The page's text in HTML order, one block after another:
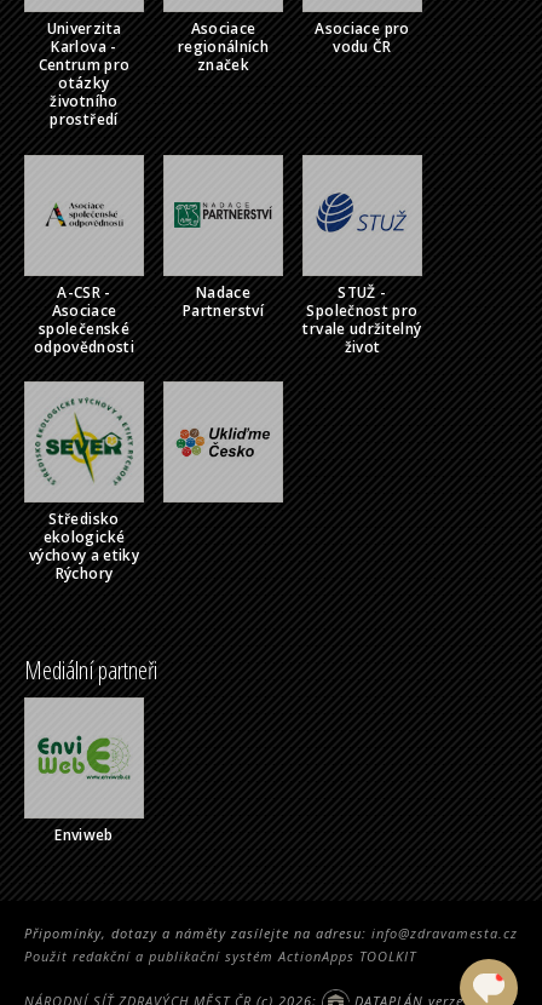
Univerzita
Karlova -
Centrum pro
otázky
životního
prostředí
Asociace
regionálních
značek
Asociace pro
vodu ČR
A-CSR -
Asociace
společenské
odpovědnosti
Nadace
Partnerství
STUŽ -
Společnost pro
trvale udržitelný
život
Středisko
ekologické
výchovy a etiky
Rýchory
Mediální partneři
Enviweb
Připomínky, dotazy a náměty zasílejte na adresu: info@zdravamesta.cz
Použit redakční a publikační systém ActionApps TOOLKIT
NÁRODNÍ SÍŤ ZDRAVÝCH MĚST ČR (c) 2026; DATAPLÁN verze 2.5314